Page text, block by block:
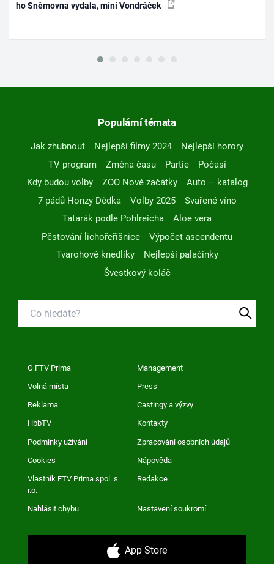
ho Sněmovna vydala, míní Vondráček
Populární témata
Jak zhubnout Nejlepší filmy 2024
Nejlepší horory
TV program
Změna času Partie
Počasí
Kdy budou volby
ZOO Nové začátky
Auto – katalog
7 pádů Honzy Dědka
Volby 2025
Svařené víno
Tatarák podle Pohlreicha
Aloe vera
Pěstování lichořeřišnice
Výpočet ascendentu
Tvarohové knedlíky
Nejlepší palačinky
Švestkový koláč
O FTV Prima Management
Volná místa Press
Reklama Castingy a výzvy
HbbTV Kontakty
Podmínky užívání Zpracování osobních údajů
Cookies Nápověda
Vlastník FTV Prima spol. s
r.o.
Redakce
Nahlásit chybu Nastavení soukromí
App Store